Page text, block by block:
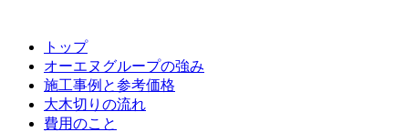
トップ
オーエヌグループの強み
施工事例と参考価格
大木切りの流れ
費用のこと